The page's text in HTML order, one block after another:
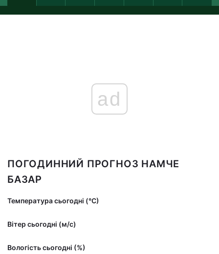
ad
ПОГОДИННИЙ ПРОГНОЗ НАМЧЕ
БАЗАР
Температура сьогодні (°С)
Вітер сьогодні (м/с)
Вологість сьогодні (%)